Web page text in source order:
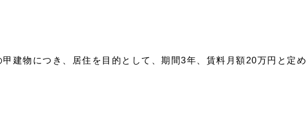
建物につき、居住を目的として、期間3年、賃料月額20万円と定め